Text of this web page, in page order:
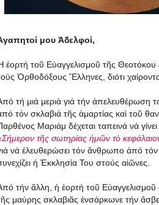
μου Ἀδελφοί,
ἑορτή τοῦ Εὐαγγελισμοῦ τῆς Θεοτόκου
Ὀρθοδόξους Ἕλληνες, διότι
τή μιά μεριά γιά τήν ἀπελευθέρωση
τόν σκλαβιά τῆς ἁμαρτίας καὶ τοῦ
Μαριάμ δέχεται ταπεινά νά
τῆς σωτηρίας ἡμῶν τὸ
νά ἐλευθερώσει τόν ἄνθρωπο ἀπό
ἡ Ἐκκλησία Του στούς αἰῶνες.
τήν ἄλλη, ἡ ἑορτή τοῦ Εὐαγγελισμοῦ
μαύρης σκλαβιᾶς ἐνσάρκωνε τήν